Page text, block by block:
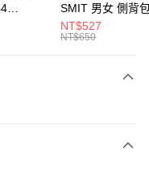
短統襪
SMIT 男女 側背
BA5871010
NT$527
NT$650